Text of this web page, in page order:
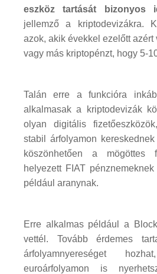
eszköz tartását bizonyos
jellemző a kriptodevizákra.
azok, akik évekkel ezelőtt azért
vagy más kriptopénzt, hogy 5-
Talán erre a funkcióra
alkalmasak a kriptodevizák
olyan digitális
stabil árfolyamon
köszönhetően a mögöttes
helyezett FIAT
például aranynak.
Erre alkalmas például a
vettél. Tovább érdemes
árfolyamnyereséget
euroárfolyamon is